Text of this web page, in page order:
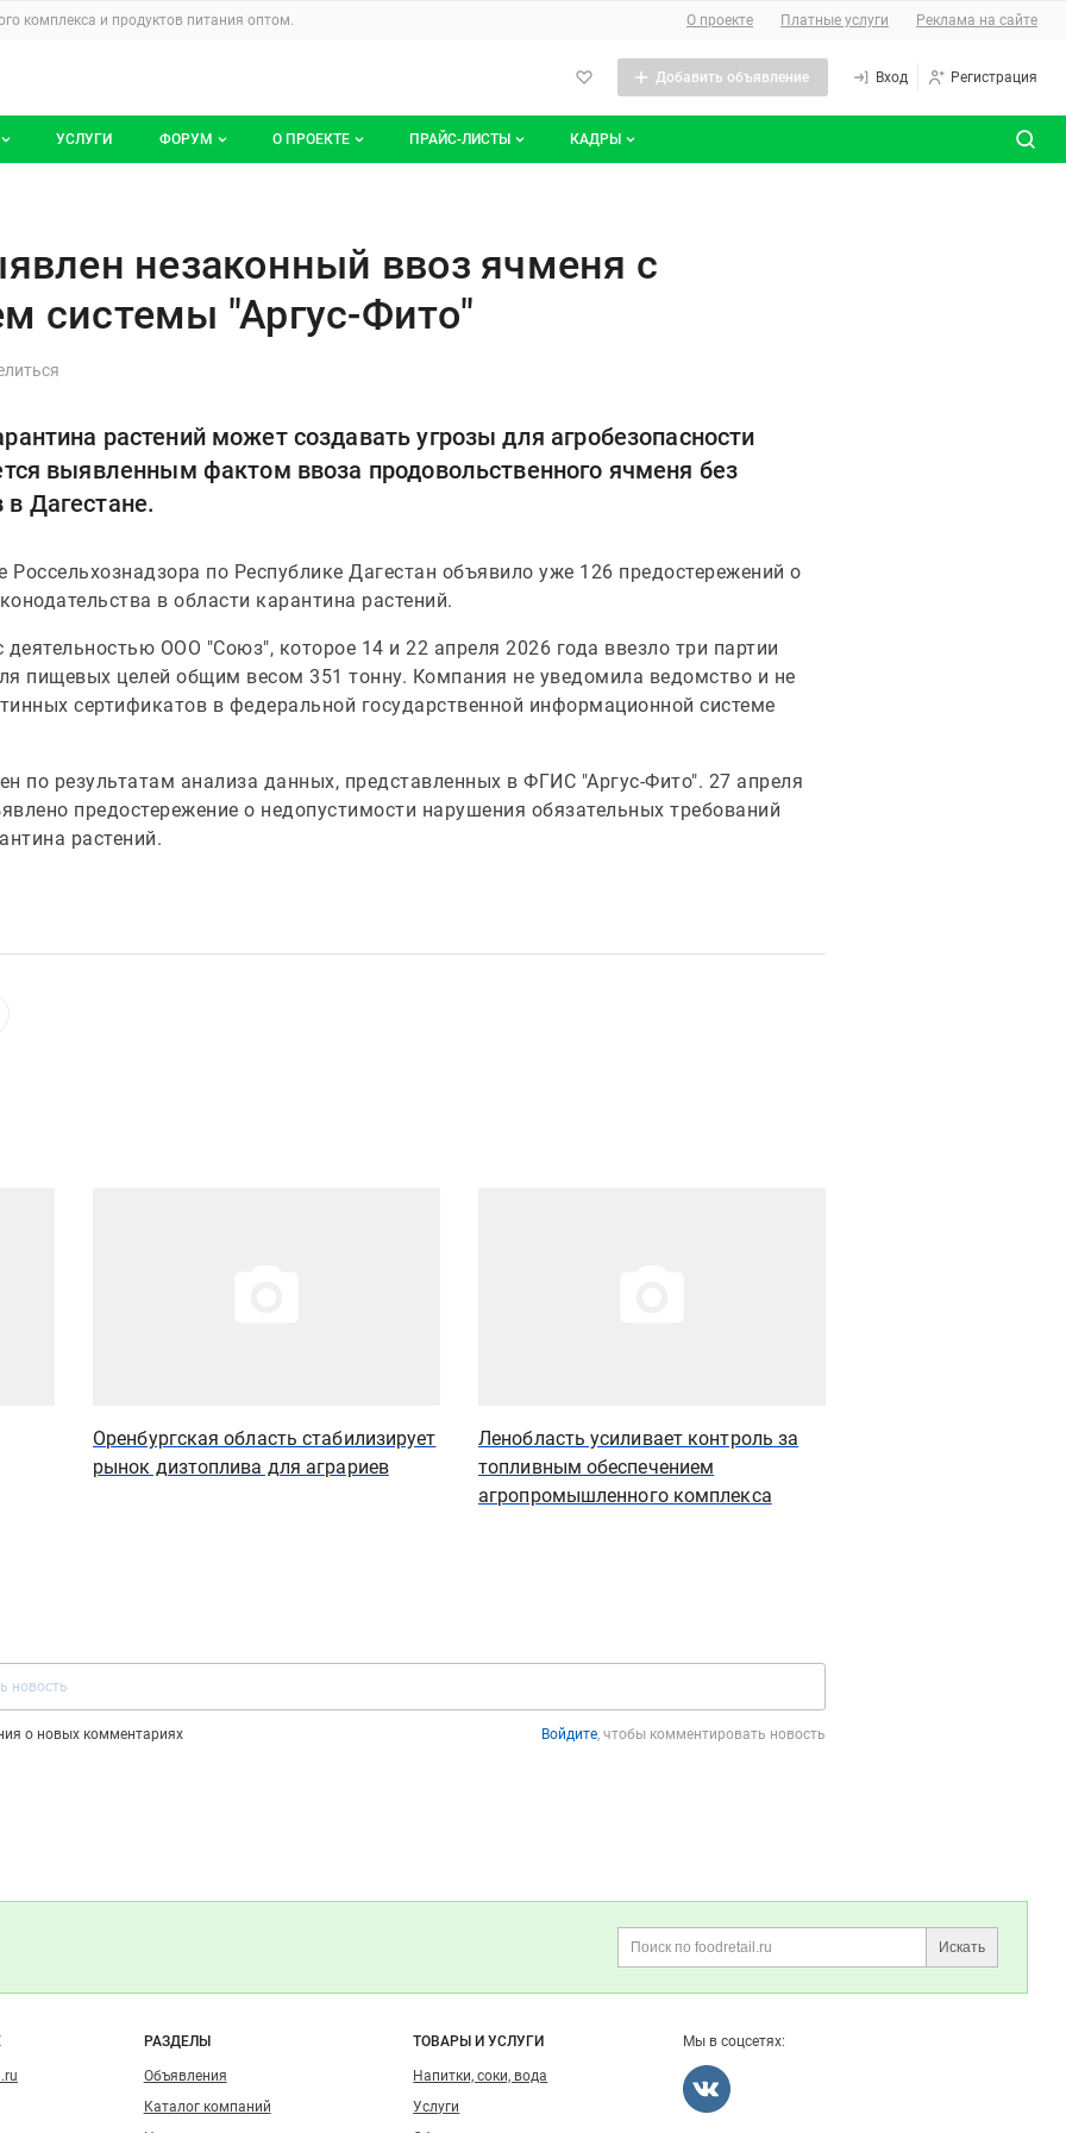
комплекса и продуктов питания оптом. О сайте
О проекте Платные услуги Реклама на сайте
Добавить объявление Вход Регистрация
УСЛУГИ ФОРУМ О ПРОЕКТЕ
Контакты
Реклама на сайте
ПРАЙС-ЛИСТЫ КАДРЫ
ввоз ячменя с использованием системы "Аргус-Фито"
незаконный ввоз ячменя с
системы "Аргус-Фито"
растений может создавать угрозы для агробезопасности
выявленным фактом ввоза продовольственного ячменя без
Дагестане.
Россельхознадзора по Республике Дагестан объявило уже 126 предостережений о
в области карантина растений.
ООО "Союз", которое 14 и 22 апреля 2026 года ввезло три партии
пищевых целей общим весом 351 тонну. Компания не уведомила ведомство и не
сертификатов в федеральной государственной информационной системе
по результатам анализа данных, представленных в ФГИС "Аргус-Фито". 27 апреля
предостережение о недопустимости нарушения обязательных требований
растений.
Оренбургская область стабилизирует
рынок дизтоплива для аграриев
Ленобласть усиливает контроль за
топливным обеспечением
агропромышленного комплекса
о новых комментариях Войдите , чтобы комментировать новость
Искать
РАЗДЕЛЫ
Объявления
Каталог компаний
ТОВАРЫ И УСЛУГИ
Напитки, соки, вода
Услуги
Мы в соцсетях: